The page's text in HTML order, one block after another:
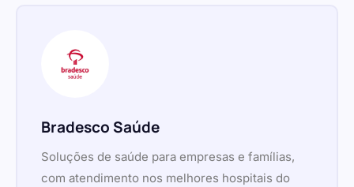
Bradesco Saúde
Soluções de saúde para empresas e famílias,
com atendimento nos melhores hospitais do